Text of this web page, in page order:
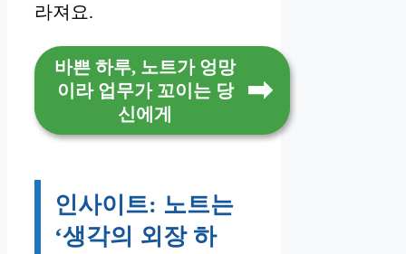
라져요.
바쁜 하루, 노트가 엉망
이라 업무가 꼬이는 당
신에게
인사이트: 노트는
‘생각의 외장 하